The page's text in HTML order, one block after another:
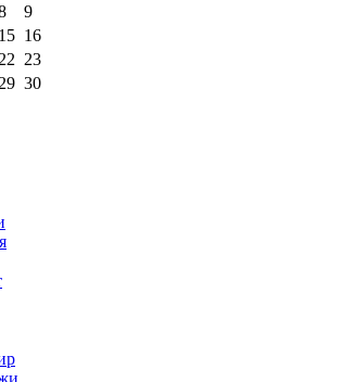
9
15 16
22 23
29 30